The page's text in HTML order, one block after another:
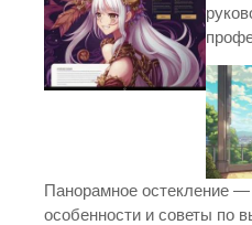
Панорамное остекление
особенности и советы по